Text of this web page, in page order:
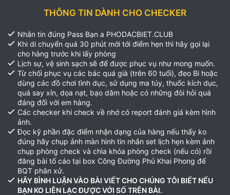
THÔNG TIN DÀNH CHO CHECKER
Nhắn tin đúng Pass Bạn a PHODACBIET.CLUB
Khi di chuyển quá 30 phút mới tới điểm hẹn thì hãy gọi lại
cho hàng trước khi lấy phòng
Lịch sự, vệ sinh sạch sẽ để được phục vụ như mong muốn.
Từ chối phục vụ các bác quá già (trên 60 tuổi), đeo Bi hoặc
dùng các đồ chơi tình dục, sử dụng ma túy, thuốc kích dục,
quá say xỉn, dọa nạt, bạo dâm hoặc có những đòi hỏi quá
đáng đối với em hàng.
Các checker khi check về nhớ có report đánh giá kèm hình
ảnh.
Đọc kỹ phần đặc điểm nhận dạng của hàng nếu thấy ko
đúng hãy chụp ảnh màn hình tin nhắn set lịch hẹn kèm ảnh
chụp phòng check và chìa khóa phòng check (nếu có) rồi
đăng bài tố cáo tại box Công Đường Phủ Khai Phong để
BQT phân xử.
HÃY BÌNH LUẬN VÀO BÀI VIẾT CHO CHÚNG TÔI BIẾT NẾU
BẠN KO LIÊN LẠC ĐƯỢC VỚI SỐ TRÊN BÀI.